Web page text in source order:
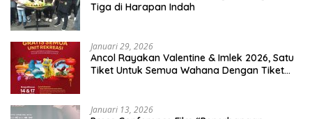
Tiga di Harapan Indah
Januari 29, 2026
Ancol Rayakan Valentine & Imlek 2026, Satu
Tiket Untuk Semua Wahana Dengan Tiket
Januari 13, 2026